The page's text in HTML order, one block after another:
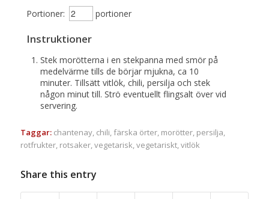
Portioner: portioner
Instruktioner
Stek morötterna i en stekpanna med smör på
medelvärme tills de börjar mjukna, ca 10
minuter. Tillsätt vitlök, chili, persilja och stek
någon minut till. Strö eventuellt flingsalt över vid
servering.
Taggar: chantenay, chili,färska örter, morötter, persilja,
rotfrukter, rotsaker,vegetarisk,vegetariskt,vitlök
Share this entry